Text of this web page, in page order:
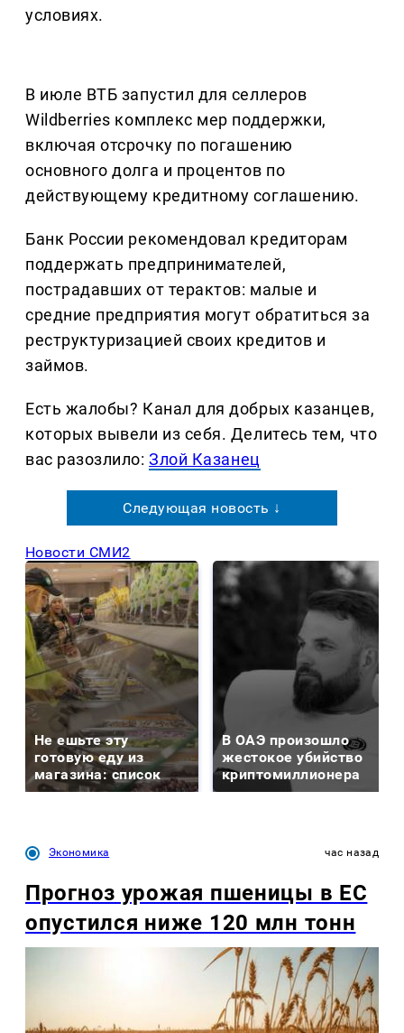
условиях.
В июле ВТБ запустил для селлеров
Wildberries комплекс мер поддержки,
включая отсрочку по погашению
основного долга и процентов по
действующему кредитному соглашению.
Банк России рекомендовал кредиторам
поддержать предпринимателей,
пострадавших от терактов: малые и
средние предприятия могут обратиться за
реструктуризацией своих кредитов и
займов.
Есть жалобы? Канал для добрых казанцев,
которых вывели из себя. Делитеcь тем, что
вас разозлило:Злой Казанец
Следующая новость ↓
Новости СМИ2
Не ешьте эту
готовую еду из
магазина: список
В ОАЭ произошло
жестокое убийство
криптомиллионера
Экономика час назад
Прогноз урожая пшеницы в ЕС
опустился ниже 120 млн тонн